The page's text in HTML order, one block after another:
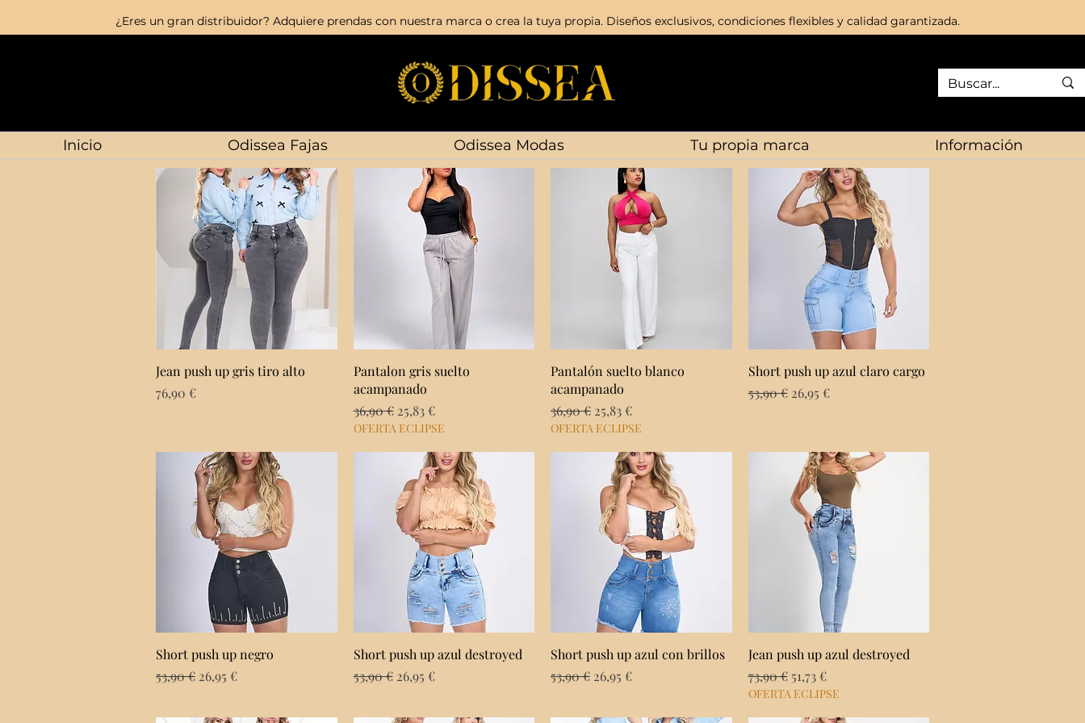
¿Eres un gran distribuidor? Adquiere prendas con nuestra marca o crea la tuya propia. Diseños exclusivos, condiciones flexibles y calidad garantizada.
Inicio Odissea Fajas Odissea Modas Tu propia marca Información
Vista rápida
Jean push up gris tiro alto
Precio
76,90 €
Vista rápida
Pantalon gris suelto
acampanado
Precio
36,90 € Precio de oferta
25,83 €
OFERTA ECLIPSE
Vista rápida
Pantalón suelto blanco
acampanado
Precio
36,90 € Precio de oferta
25,83 €
OFERTA ECLIPSE
Vista rápida
Short push up azul claro cargo
Precio
53,90 € Precio de oferta
26,95 €
Vista rápida
Short push up negro
Precio
53,90 € Precio de oferta
26,95 €
Vista rápida
Short push up azul destroyed
Precio
53,90 € Precio de oferta
26,95 €
Vista rápida
Short push up azul con brillos
Precio
53,90 € Precio de oferta
26,95 €
Vista rápida
Jean push up azul destroyed
Precio
73,90 € Precio de oferta
51,73 €
OFERTA ECLIPSE